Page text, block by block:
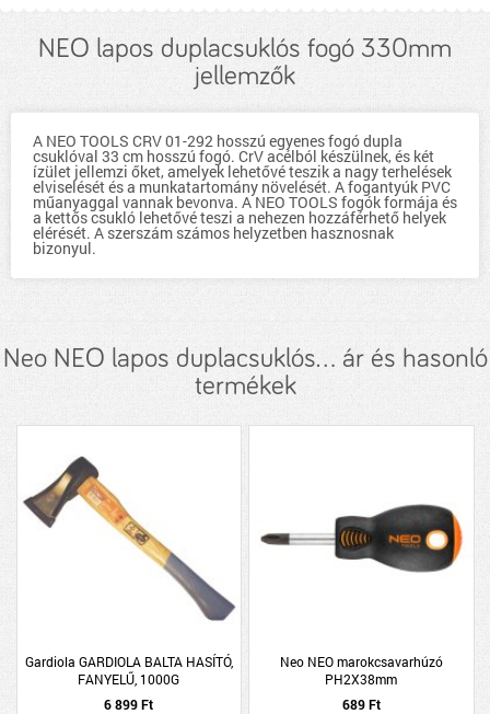
NEO lapos duplacsuklós fogó 330mm
jellemzők
A NEO TOOLS CRV 01-292 hosszú egyenes fogó dupla
csuklóval 33 cm hosszú fogó. CrV acélból készülnek, és két
ízület jellemzi őket, amelyek lehetővé teszik a nagy terhelések
elviselését és a munkatartomány növelését. A fogantyúk PVC
műanyaggal vannak bevonva. A NEO TOOLS fogók formája és
a kettős csukló lehetővé teszi a nehezen hozzáférhető helyek
elérését. A szerszám számos helyzetben hasznosnak
bizonyul.
Neo NEO lapos duplacsuklós... ár és hasonló
termékek
Gardiola GARDIOLA BALTA HASÍTÓ,
FANYELŰ, 1000G
6 899 Ft
Neo NEO marokcsavarhúzó
PH2X38mm
689 Ft